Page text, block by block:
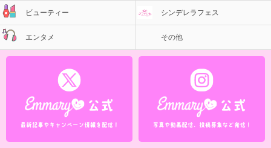
ビューティー シンデレラフェス
エンタメ その他